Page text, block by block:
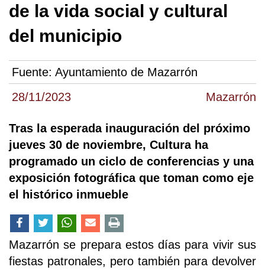
28/11/2023 Mazarrón
de la vida social y cultural
del municipio
Fuente: Ayuntamiento de Mazarrón
Tras la esperada inauguración del próximo
jueves 30 de noviembre, Cultura ha
programado un ciclo de conferencias y una
exposición fotográfica que toman como eje
el histórico inmueble
Mazarrón se prepara estos días para vivir sus
fiestas patronales, pero también para devolver